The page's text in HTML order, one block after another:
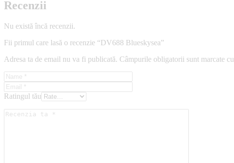
Recenzii
Nu există încă recenzii.
Fii primul care lasă o recenzie “DV688 Blueskysea”
Adresa ta de email nu va fi publicată. Câmpurile obligatorii sunt marcate cu
Ratingul tău